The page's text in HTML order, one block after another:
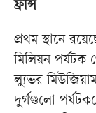
ফ্রান্স
প্রথম স্থানে
মিলিয়ন পর্যটক
ল্যুভর
দুর্গগুলো